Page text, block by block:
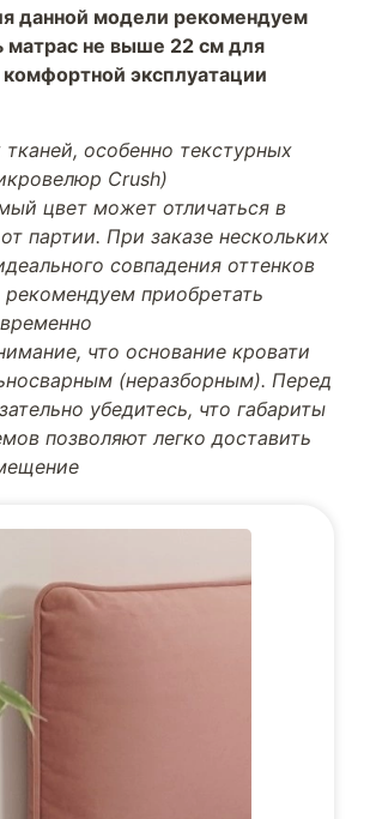
данной модели рекомендуем
матрас не выше 22 см для
эксплуатации
особенно текстурных
Crush)
цвет может отличаться в
партии. При заказе нескольких
совпадения оттенков
рекомендуем приобретать
что основание кровати
(неразборным). Перед
убедитесь, что габариты
позволяют легко доставить